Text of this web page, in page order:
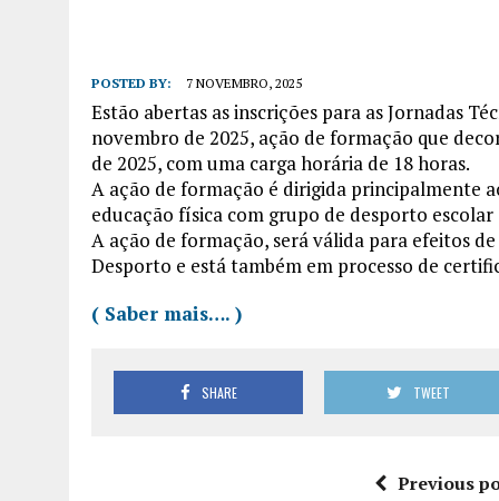
POSTED BY: 7 NOVEMBRO, 2025
Estão abertas as inscrições para as Jornadas
novembro de 2025, ação de formação que
de 2025, com uma carga horária de 18 horas.
A ação de formação é dirigida principalmente
educação física com grupo de desporto
A ação de formação, será válida para efeitos
Desporto e está também em processo de
( Saber mais…. )
SHARE TWEET
Previous